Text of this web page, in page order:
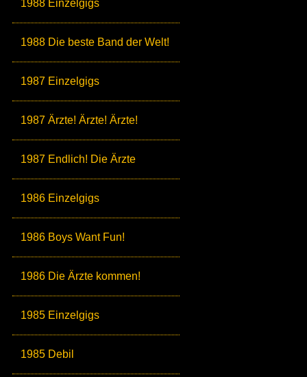
1988 Einzelgigs
1988 Die beste Band der Welt!
1987 Einzelgigs
1987 Ärzte! Ärzte! Ärzte!
1987 Endlich! Die Ärzte
1986 Einzelgigs
1986 Boys Want Fun!
1986 Die Ärzte kommen!
1985 Einzelgigs
1985 Debil